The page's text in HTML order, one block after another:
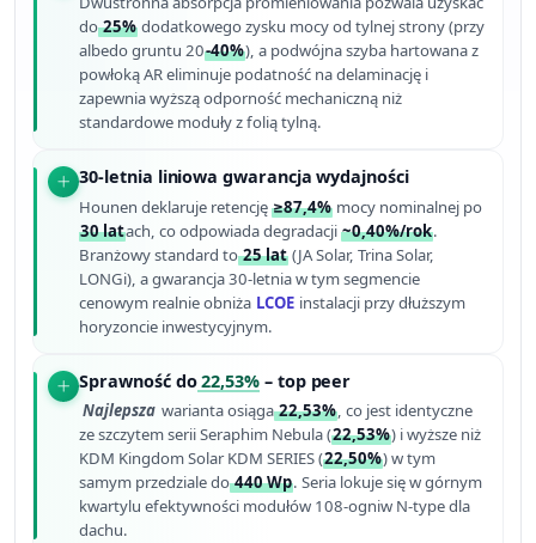
do25% dodatkowego zysku mocy od tylnej strony (przy
albedo gruntu 20-40%), a podwójna szyba hartowana z
powłoką AR eliminuje podatność na delaminację i
zapewnia wyższą odporność mechaniczną niż
standardowe moduły z folią tylną.
30-letnia liniowa gwarancja wydajności
Hounen deklaruje retencję≥87,4% mocy nominalnej po
30 latach, co odpowiada degradacji~0,40%/rok.
Branżowy standard to25 lat (JA Solar, Trina Solar,
LONGi), a gwarancja 30-letnia w tym segmencie
cenowym realnie obniża LCOE instalacji przy dłuższym
horyzoncie inwestycyjnym.
Sprawność do22,53% – top peer
Najlepsza warianta osiąga22,53%, co jest identyczne
ze szczytem serii Seraphim Nebula (22,53%) i wyższe niż
KDM Kingdom Solar KDM SERIES (22,50%) w tym
samym przedziale do440 Wp. Seria lokuje się w górnym
kwartylu efektywności modułów 108-ogniw N-type dla
dachu.